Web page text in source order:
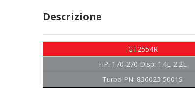
Descrizione
GT2554R
HP: 170-270 Disp: 1.4L-2.2L
Turbo PN: 836023-5001S